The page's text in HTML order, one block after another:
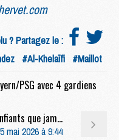
? Partagez le :
#Al-Khelaïfi #Maillot
PSG avec 4 gardiens
Match : Les anciens du Bayern plus confiants que jamais avant le retour face au PSG
mai 2026 à 9:44